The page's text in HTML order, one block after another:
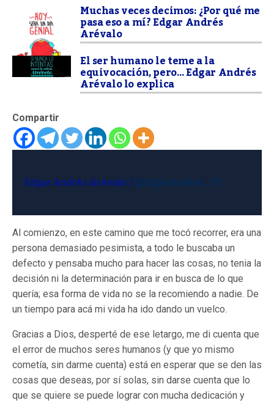
Muchas veces decimos: ¿Por qué me
pasa eso a mí? Edgar Andrés
Arévalo
El ser humano le teme a la
equivocación, pero… Edgar Andrés
Arévalo lo explica
Compartir
Edgar Andrés Arévalo / @EdgarAndres_10
Al comienzo, en este camino que me tocó recorrer, era una
persona demasiado pesimista, a todo le buscaba un
defecto y pensaba mucho para hacer las cosas, no tenia la
decisión ni la determinación para ir en busca de lo que
quería; esa forma de vida no se la recomiendo a nadie. De
un tiempo para acá mi vida ha ido dando un vuelco.
Gracias a Dios, desperté de ese letargo, me di cuenta que
el error de muchos seres humanos (y que yo mismo
cometía, sin darme cuenta) está en esperar que se den las
cosas que deseas, por sí solas, sin darse cuenta que lo
que se quiere se puede lograr con mucha dedicación y